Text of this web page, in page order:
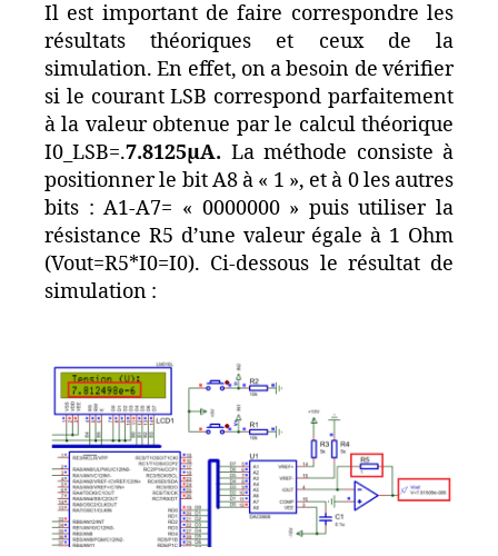
Il est important de faire correspondre les
résultats théoriques et ceux de la
simulation. En effet, on a besoin de vérifier
si le courant LSB correspond parfaitement
à la valeur obtenue par le calcul théorique
I0_LSB=.7.8125µA. La méthode consiste à
positionner le bit A8 à « 1 », et à 0 les autres
bits : A1-A7= « 0000000 » puis utiliser la
résistance R5 d’une valeur égale à 1 Ohm
(Vout=R5*I0=I0). Ci-dessous le résultat de
simulation :